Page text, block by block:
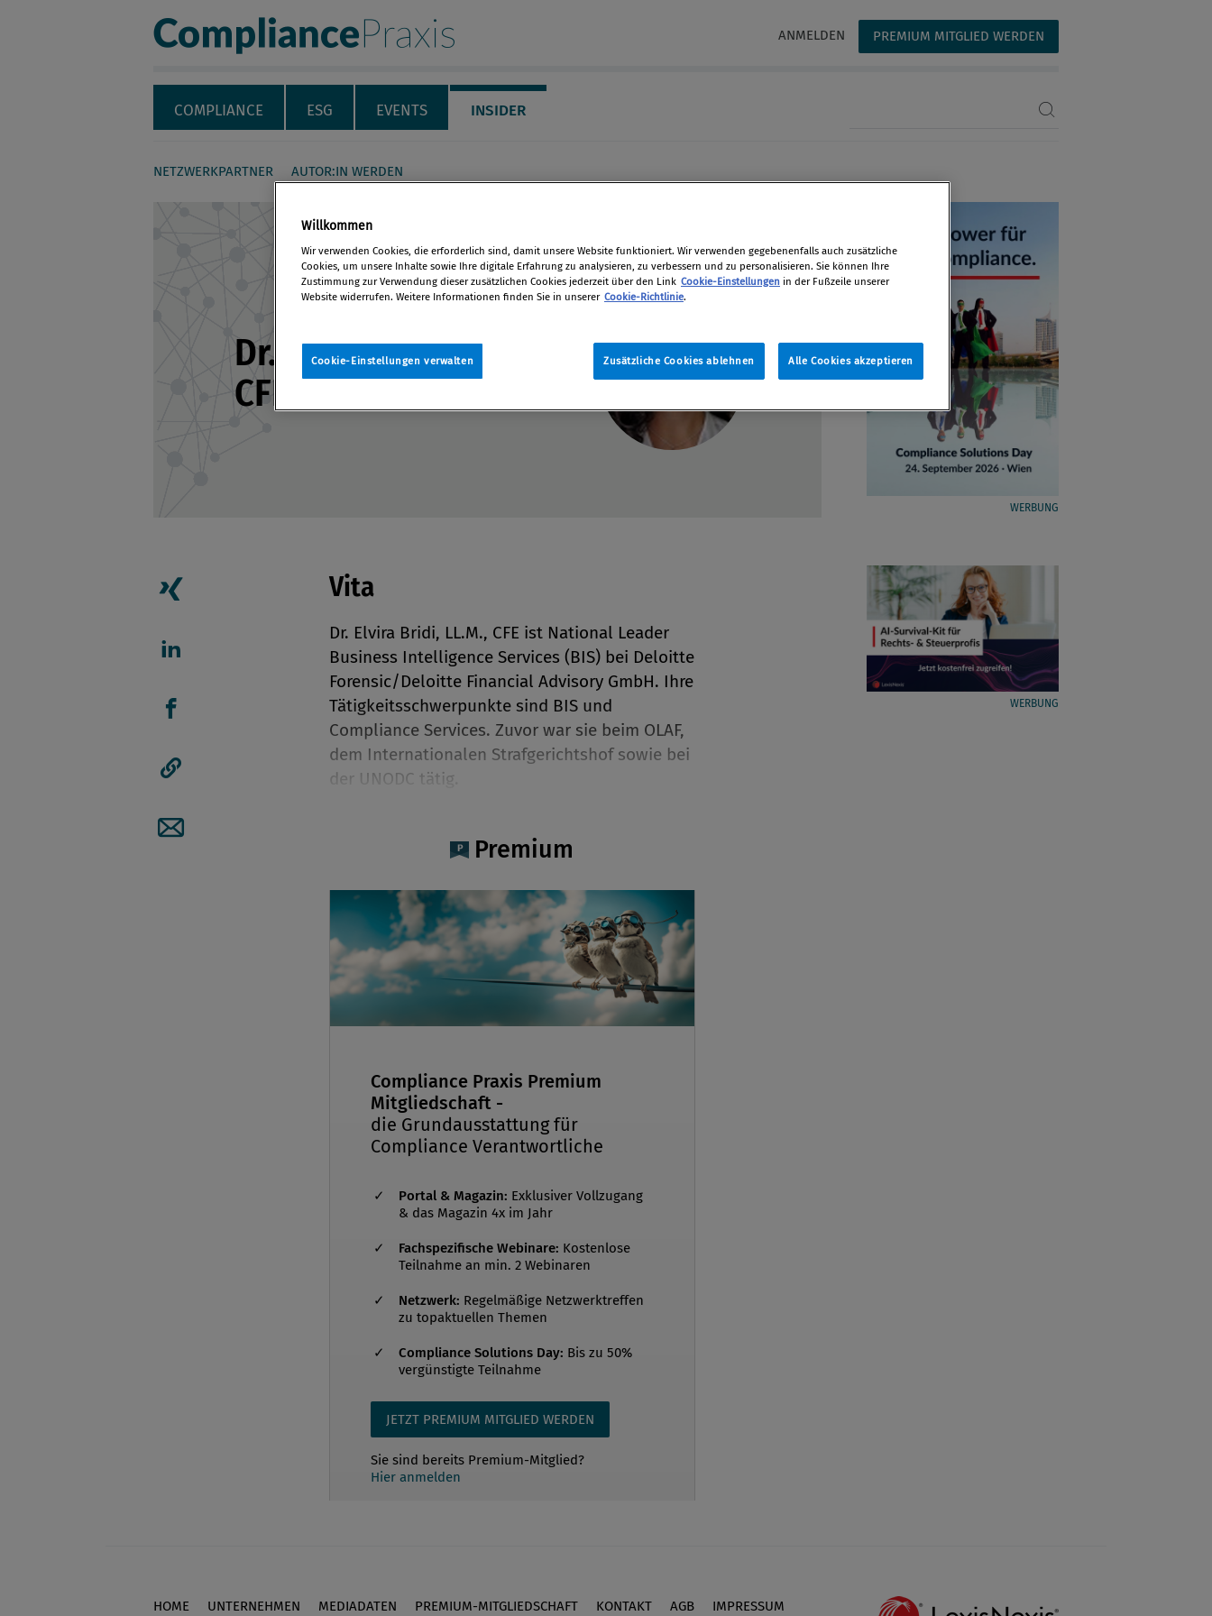
Compliance Praxis
Servicenavigation
ANMELDEN PREMIUM MITGLIED WERDEN
COMPLIANCE ESG EVENTS INSIDER
NETZWERKPARTNER AUTOR:IN WERDEN
Dr. Elvira Bridi LL.M.,
CFE
Artikel auf linkedIn teilen
Artikel auf Facebook teilen
Vita
Dr. Elvira Bridi, LL.M., CFE ist National Leader
Business Intelligence Services (BIS) bei Deloitte
Forensic/Deloitte Financial Advisory GmbH. Ihre
Tätigkeitsschwerpunkte sind BIS und
Compliance Services. Zuvor war sie beim OLAF,
dem Internationalen Strafgerichtshof sowie bei
der UNODC tätig.
Premium
Compliance Praxis Premium
Mitgliedschaft -
die Grundausstattung für
Compliance Verantwortliche
Portal & Magazin: Exklusiver Vollzugang
& das Magazin 4x im Jahr
Fachspezifische Webinare: Kostenlose
Teilnahme an min. 2 Webinaren
Netzwerk: Regelmäßige Netzwerktreffen
zu topaktuellen Themen
Compliance Solutions Day: Bis zu 50%
vergünstigte Teilnahme
JETZT PREMIUM MITGLIED WERDEN
Sie sind bereits Premium-Mitglied?
Hier anmelden
WERBUNG
WERBUNG
Footer
HOME UNTERNEHMEN MEDIADATEN PREMIUM-MITGLIEDSCHAFT KONTAKT AGB IMPRESSUM
Willkommen
Wir verwenden Cookies, die erforderlich sind, damit unsere Website funktioniert. Wir verwenden gegebenenfalls auch zusätzliche
Cookies, um unsere Inhalte sowie Ihre digitale Erfahrung zu analysieren, zu verbessern und zu personalisieren. Sie können Ihre
Zustimmung zur Verwendung dieser zusätzlichen Cookies jederzeit über den Link Cookie-Einstellungen in der Fußzeile unserer
Website widerrufen. Weitere Informationen finden Sie in unserer Cookie-Richtlinie.
Zusätzliche Cookies ablehnen Alle Cookies akzeptieren
Cookie-Einstellungen verwalten